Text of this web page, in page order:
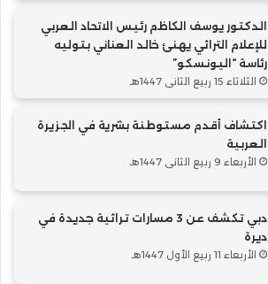
الدكتور يوسف الكاظم رئيس الاتحاد العربي
للإعلام التراثي يهنئ خالد العناني بتوليه
رئاسة “اليونسكو”
الثلاثاء 15 ربيع الثاني 1447هـ
اكتشاف أقدم مستوطنة بشرية في الجزيرة
العربية
الأربعاء 9 ربيع الثاني 1447هـ
دبي تكشف عن 3 مسارات تراثية جديدة في
ديرة
الأربعاء 11 ربيع الأول 1447هـ